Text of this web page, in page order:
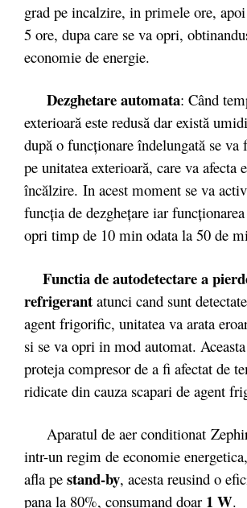
grad pe incalzire, in primele ore,
5 ore, dupa care se va opri,
economie de energie.
Dezghetare automata: Când
exterioară este redusă dar există
după o funcţionare îndelungată se va
pe unitatea exterioară, care va afecta
încălzire. In acest moment se va
funcţia de dezgheţare iar
opri timp de 10 min odata la 50 de
Functia de autodetectare a
refrigerant atunci cand sunt
agent frigorific, unitatea va arata
si se va opri in mod automat.
proteja compresor de a fi afectat de
ridicate din cauza scapari de agent
Aparatul de aer conditionat
intr-un regim de economie
afla pe stand-by, acesta reusind o
pana la 80%, consumand doar 1 W.